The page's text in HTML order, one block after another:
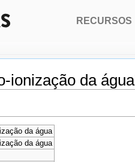
ionização da
da água
da água
RECURSOS